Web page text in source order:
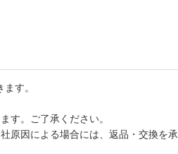
す。
す。ご了承ください。
原因による場合には、返品・交換を